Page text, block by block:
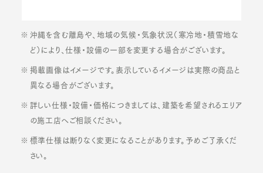
沖縄を含む離島や、地域の気候・気象状況（寒冷地・積雪地な
ど）により、仕様・設備の一部を変更する場合がございます。
掲載画像はイメージです。表示しているイメージは実際の商品と
異なる場合がございます。
詳しい仕様・設備・価格につきましては、建築を希望されるエリア
の施工店へご相談ください。
標準仕様は断りなく変更になることがあります。予めご了承くだ
さい。